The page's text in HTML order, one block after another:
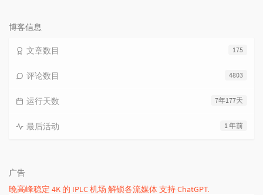
数:
博客信息
175
文章数目
4803
评论数目
7年177天
运行天数
1 年前
最后活动
广告
晚高峰稳定 4K 的 IPLC 机场 解锁各流媒体 支持 ChatGPT.